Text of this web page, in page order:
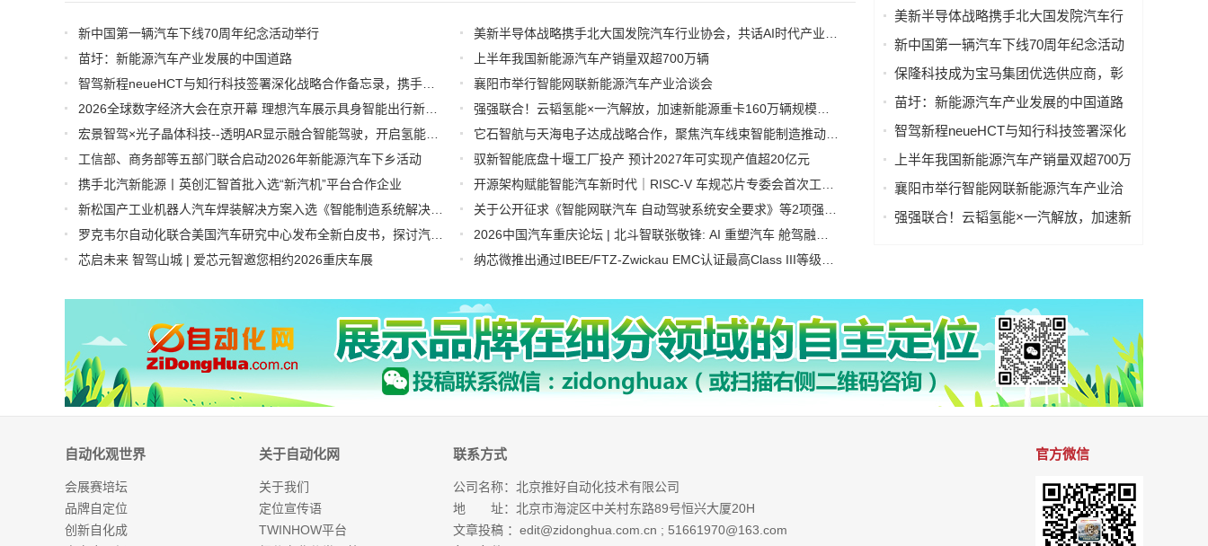
新中国第一辆汽车下线70周年纪念活动举行
苗圩：新能源汽车产业发展的中国道路
上半年我国新能源汽车产销量双超700万辆
襄阳市举行智能网联新能源汽车产业洽谈会
强强联合！云韬氢能×一汽解放，加速新能源重卡160万辆规模化进程
它石智航与天海电子达成战略合作，聚焦汽车线束智能制造推动具身智能生产落地
工信部、商务部等五部门联合启动2026年新能源汽车下乡活动
驭新智能底盘十堰工厂投产 预计2027年可实现产值超20亿元
携手北汽新能源丨英创汇智首批入选“新汽机”平台合作企业
芯启未来 智驾山城 | 爱芯元智邀您相约2026重庆车展
的5G数传能力
美新半导体战略携手北大国发院汽车行
业协会，共话AI时代产业新增长
新中国第一辆汽车下线70周年纪念活动
举行
保隆科技成为宝马集团优选供应商，彰
显核心技术实力
苗圩：新能源汽车产业发展的中国道路
智驾新程neueHCT与知行科技签署深化
战略合作备忘录，携手拓局海外智驾市
上半年我国新能源汽车产销量双超700万
辆
襄阳市举行智能网联新能源汽车产业洽
谈会
强强联合！云韬氢能×一汽解放，加速新
自动化观世界
会展赛培坛
品牌自定位
创新自化成
关于自动化网
关于我们
定位宣传语
TWINHOW平台
联系方式
公司名称：北京推好自动化技术有限公司
地 址：北京市海淀区中关村东路89号恒兴大厦20H
文章投稿 ： edit@zidonghua.com.cn ; 51661970@163.com
官方微信